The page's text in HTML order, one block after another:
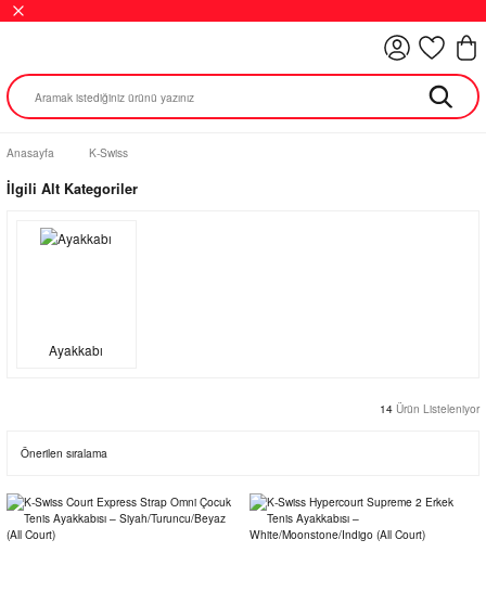
Anasayfa K-Swiss
İlgili Alt Kategoriler
Ayakkabı
14 Ürün Listeleniyor